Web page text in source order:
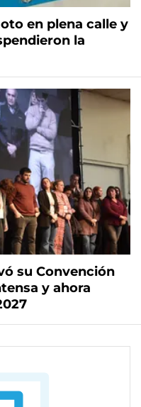
en plena calle y
la
su Convención
y ahora